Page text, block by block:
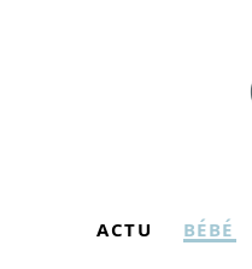
ACTU BÉBÉ